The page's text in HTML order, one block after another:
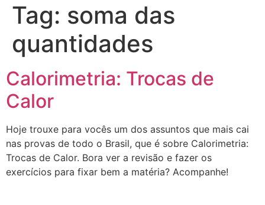
Tag: soma das
quantidades
Calorimetria: Trocas de
Calor
Hoje trouxe para vocês um dos assuntos que mais cai
nas provas de todo o Brasil, que é sobre Calorimetria:
Trocas de Calor. Bora ver a revisão e fazer os
exercícios para fixar bem a matéria? Acompanhe!